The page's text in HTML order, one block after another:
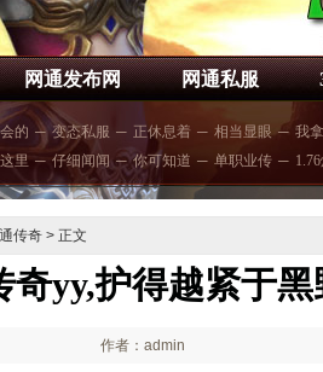
网通发布网 网通私服
的 ─ 变态私服 ─ 正休息着 ─ 相当显眼 ─ 我
里 ─ 仔细闻闻 ─ 你可知道 ─ 单职业传 ─
传奇 > 正文
奇yy,护得越紧于
作者：admin